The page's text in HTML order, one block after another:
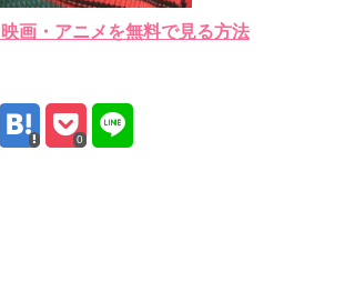
画・アニメを無料で見る方法
0